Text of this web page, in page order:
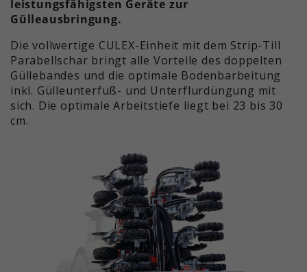
leistungsfähigsten Geräte zur
Gülleausbringung.
Die vollwertige CULEX-Einheit mit dem Strip-Till
Parabellschar bringt alle Vorteile des doppelten
Güllebandes und die optimale Bodenbarbeitung
inkl. Gülleunterfuß- und Unterflurdüngung mit
sich. Die optimale Arbeitstiefe liegt bei 23 bis 30
cm.
Zweck
Einstellungen. Unter anderem eine
historische Speicherung Ihrer
vorgenommen Einstellungen, falls
der Webseiten-Betreiber dies
eingestellt hat.
Zweck
und die Nutzung der Website für den
Analysebericht der Website zu
verfolgen. Die Cookies speichern
Informationen anonym und weisen
eine randoly generierte Nummer zu,
um eindeutige Besucher zu
identifizieren.
Google LLC
2 Jahre
Wird verwendet, um den
Sitzungsstatus zu erhalten.